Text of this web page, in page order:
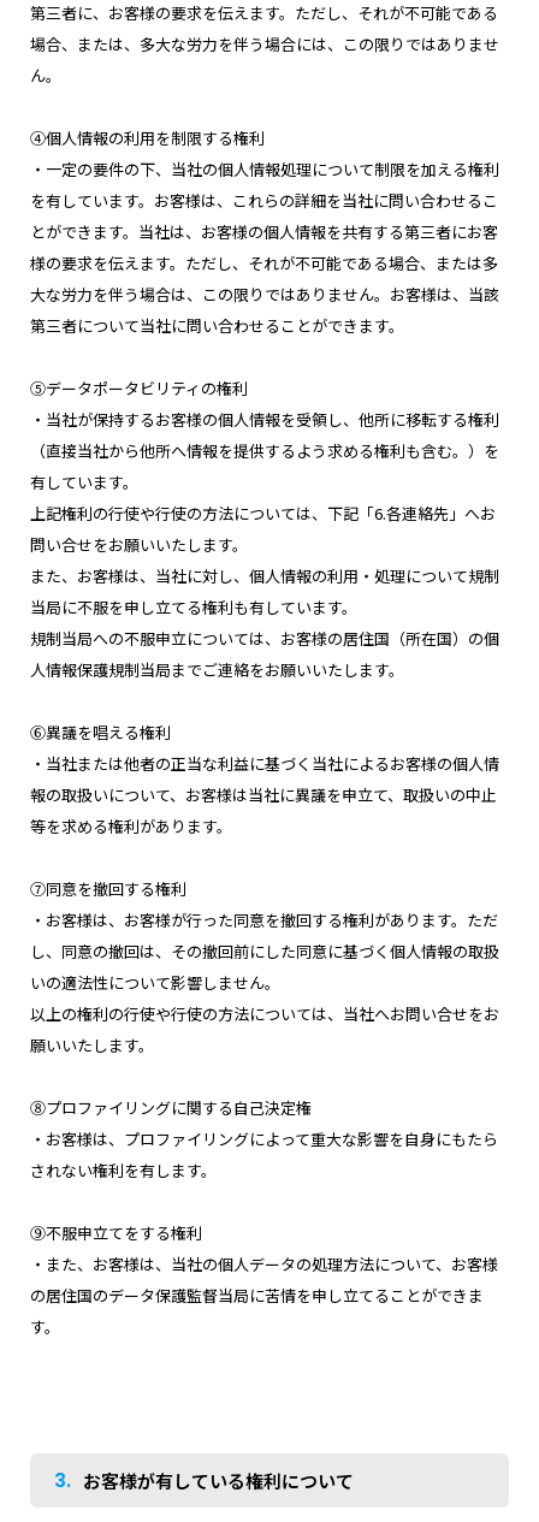
第三者に、お客様の要求を伝えます。ただし、それが不可能である
場合、または、多大な労力を伴う場合には、この限りではありませ
ん。
④個人情報の利用を制限する権利
・一定の要件の下、当社の個人情報処理について制限を加える権利
を有しています。お客様は、これらの詳細を当社に問い合わせるこ
とができます。当社は、お客様の個人情報を共有する第三者にお客
様の要求を伝えます。ただし、それが不可能である場合、または多
大な労力を伴う場合は、この限りではありません。お客様は、当該
第三者について当社に問い合わせることができます。
⑤データポータビリティの権利
・当社が保持するお客様の個人情報を受領し、他所に移転する権利
（直接当社から他所へ情報を提供するよう求める権利も含む。）を
有しています。
上記権利の行使や行使の方法については、下記「6.各連絡先」へお
問い合せをお願いいたします。
また、お客様は、当社に対し、個人情報の利用・処理について規制
当局に不服を申し立てる権利も有しています。
規制当局への不服申立については、お客様の居住国（所在国）の個
人情報保護規制当局までご連絡をお願いいたします。
⑥異議を唱える権利
・当社または他者の正当な利益に基づく当社によるお客様の個人情
報の取扱いについて、お客様は当社に異議を申立て、取扱いの中止
等を求める権利があります。
⑦同意を撤回する権利
・お客様は、お客様が行った同意を撤回する権利があります。ただ
し、同意の撤回は、その撤回前にした同意に基づく個人情報の取扱
いの適法性について影響しません。
以上の権利の行使や行使の方法については、当社へお問い合せをお
願いいたします。
⑧プロファイリングに関する自己決定権
・お客様は、プロファイリングによって重大な影響を自身にもたら
されない権利を有します。
⑨不服申立てをする権利
・また、お客様は、当社の個人データの処理方法について、お客様
の居住国のデータ保護監督当局に苦情を申し立てることができま
す。
3. お客様が有している権利について